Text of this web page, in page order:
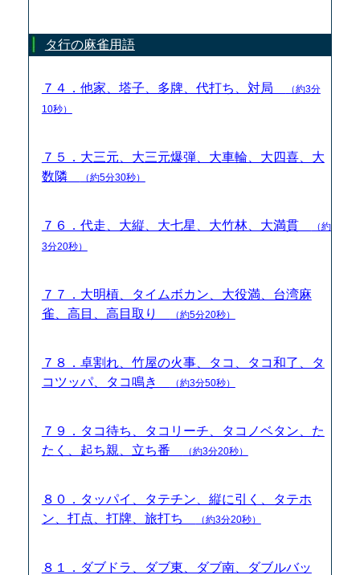
タ行の麻雀用語
７４．他家、塔子、多牌、代打ち、対局
（約3分
10秒）
７５．大三元、大三元爆弾、大車輪、大四喜、大
数隣
（約5分30秒）
７６．代走、大縦、大七星、大竹林、大満貫
（約
3分20秒）
７７．大明槓、タイムボカン、大役満、台湾麻
雀、高目、高目取り
（約5分20秒）
７８．卓割れ、竹屋の火事、タコ、タコ和了、タ
コツッパ、タコ鳴き
（約3分50秒）
７９．タコ待ち、タコリーチ、タコノベタン、た
たく、起ち親、立ち番
（約3分20秒）
８０．タッパイ、タテチン、縦に引く、タテホ
ン、打点、打牌、旅打ち
（約3分20秒）
８１．ダブドラ、ダブ東、ダブ南、ダブルバッ